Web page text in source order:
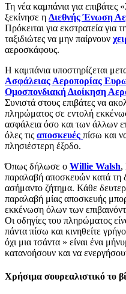
Τη νέα καμπάνια για επιβάτες
ξεκίνησε η Διεθνής Ένωση
Πρόκειται για εκστρατεία για
ταξιδιώτες να μην παίρνουν
αεροσκάφους.
Η καμπάνια υποστηρίζεται
Ασφάλειας Αεροπορίας
Ομοσπονδιακή Διοίκηση
Συνιστά στους επιβάτες να
πληρώματος σε εντολή
ασφάλεια όσο και των άλλων
όλες τις αποσκευές πίσω και
πλησιέστερη έξοδο.
Όπως δήλωσε ο Willie Walsh,
παραλαβή αποσκευών κατά τη
ασήμαντο ζήτημα. Κάθε
παραλαβή μίας αποσκευής
εκκένωση όλων των
Οι οδηγίες του πληρώματος
πάντα πίσω και κινηθείτε
όχι μια τσάντα » είναι ένα
κατανοήσουν και να
Χρήσιμα σουρεαλιστικό το